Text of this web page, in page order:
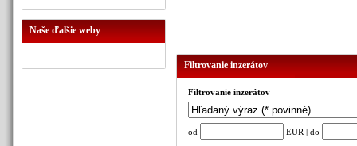
Naše ďalšie weby
Filtrovanie inzerátov
Filtrovanie inzerátov
od EUR | do